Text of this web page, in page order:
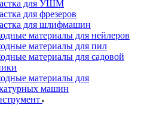
для УШМ
для фрезеров
для шлифмашин
материалы для нейлеров
материалы для пил
материалы для садовой
материалы для
машин